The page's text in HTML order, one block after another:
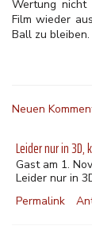
Wertung nicht
Film wieder
Ball zu
Neuen
Leider nur in 3D,
Gast am 1.
Leider nur in
Permalink